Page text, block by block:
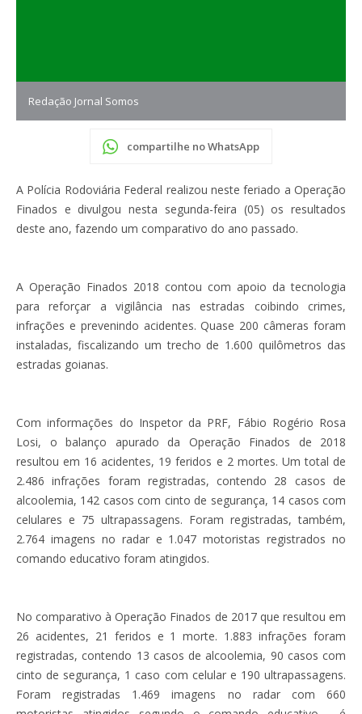
Redação Jornal Somos
compartilhe no WhatsApp
A Polícia Rodoviária Federal realizou neste feriado a Operação
Finados e divulgou nesta segunda-feira (05) os resultados
deste ano, fazendo um comparativo do ano passado.
A Operação Finados 2018 contou com apoio da tecnologia
para reforçar a vigilância nas estradas coibindo crimes,
infrações e prevenindo acidentes. Quase 200 câmeras foram
instaladas, fiscalizando um trecho de 1.600 quilômetros das
estradas goianas.
Com informações do Inspetor da PRF, Fábio Rogério Rosa
Losi, o balanço apurado da Operação Finados de 2018
resultou em 16 acidentes, 19 feridos e 2 mortes. Um total de
2.486 infrações foram registradas, contendo 28 casos de
alcoolemia, 142 casos com cinto de segurança, 14 casos com
celulares e 75 ultrapassagens. Foram registradas, também,
2.764 imagens no radar e 1.047 motoristas registrados no
comando educativo foram atingidos.
No comparativo à Operação Finados de 2017 que resultou em
26 acidentes, 21 feridos e 1 morte. 1.883 infrações foram
registradas, contendo 13 casos de alcoolemia, 90 casos com
cinto de segurança, 1 caso com celular e 190 ultrapassagens.
Foram registradas 1.469 imagens no radar com 660